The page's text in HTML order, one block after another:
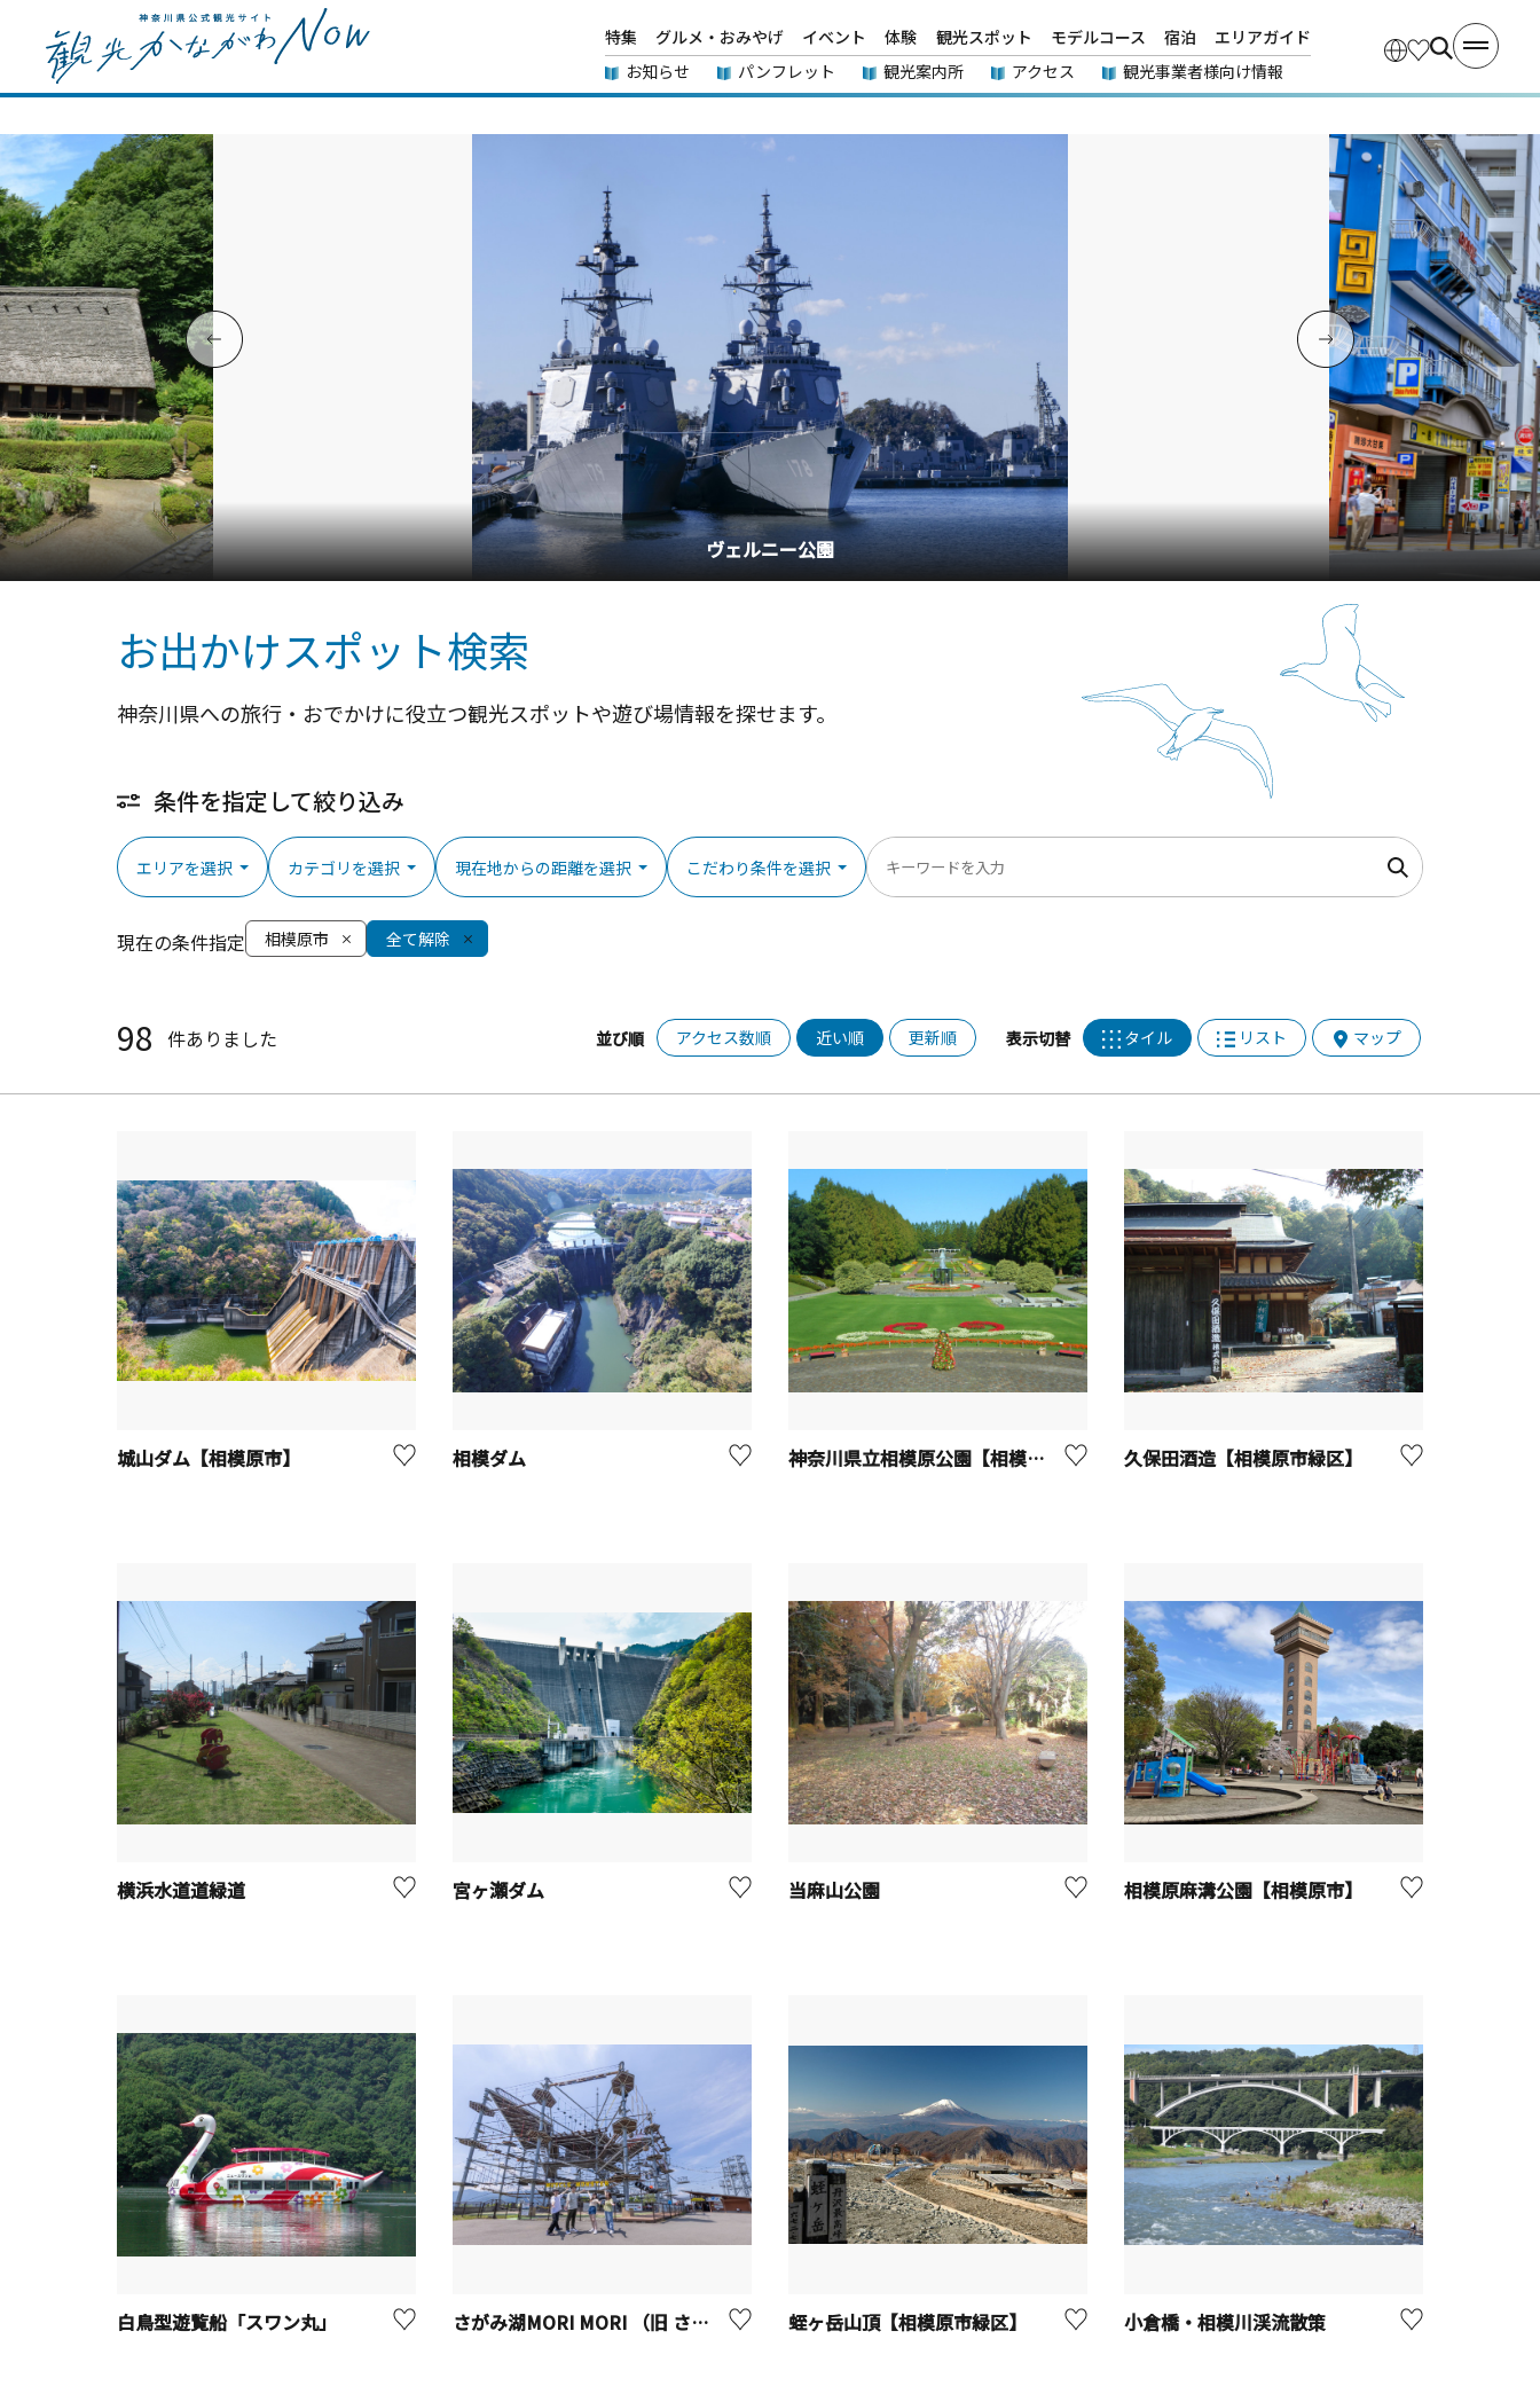
特集 グルメ・おみやげ イベント 体験 観光スポット モデルコース 宿泊
エリアガイド
お知らせ
パンフレット 観光案内所 アクセス 観光事業者様向け情報
横浜中華街
お出かけスポット検索
神奈川県への旅行・おでかけに役立つ観光スポットや遊び場情報を探せます。
条件を指定して絞り込み
エリアを選択 カテゴリを選択 現在地からの距離を選択 こだわり条件を選択
現在の条件指定 相模原市 全て解除
98 件ありました 並び順 アクセス数順 近い順 更新順 表示切替 タイル リスト マップ
城山ダム【相模原市】 相模ダム 神奈川県立相模原公園【相模原市】 久保田酒造【相模原市緑区】
横浜水道道緑道 宮ヶ瀬ダム 当麻山公園 相模原麻溝公園【相模原市】
白鳥型遊覧船「スワン丸」 さがみ湖MORI MORI （旧 さがみ湖リゾートプレジャーフォレスト)【相模原市】 蛭ヶ岳山頂【相模原市緑区】 小倉橋・相模川渓流散策